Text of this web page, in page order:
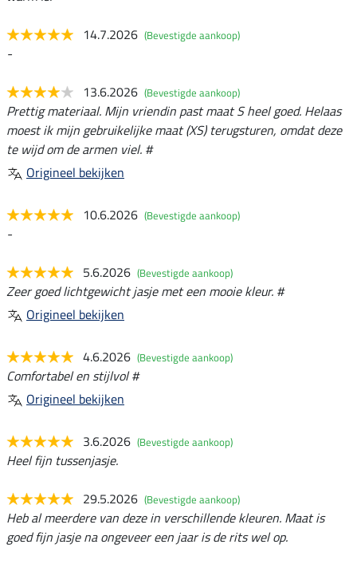
14.7.2026 (Bevestigde aankoop)
-
13.6.2026 (Bevestigde aankoop)
Prettig materiaal. Mijn vriendin past maat S heel goed. Helaas
moest ik mijn gebruikelijke maat (XS) terugsturen, omdat deze
te wijd om de armen viel. #
Origineel bekijken
10.6.2026 (Bevestigde aankoop)
-
5.6.2026 (Bevestigde aankoop)
Zeer goed lichtgewicht jasje met een mooie kleur. #
Origineel bekijken
4.6.2026 (Bevestigde aankoop)
Comfortabel en stijlvol #
Origineel bekijken
3.6.2026 (Bevestigde aankoop)
Heel fijn tussenjasje.
29.5.2026 (Bevestigde aankoop)
Heb al meerdere van deze in verschillende kleuren. Maat is
goed fijn jasje na ongeveer een jaar is de rits wel op.